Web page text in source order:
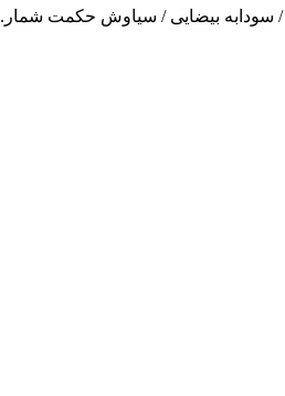
/ سودابه بیضایی / سیاوش حکمت شمار.